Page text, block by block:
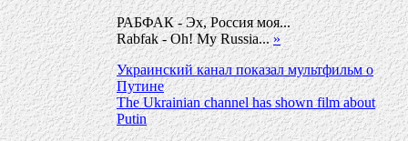
РАБФАК - Эх, Россия моя...
Rabfak - Oh! My Russia...»
Украинский канал показал мультфильм о
Путине
The Ukrainian channel has shown film about
Putin